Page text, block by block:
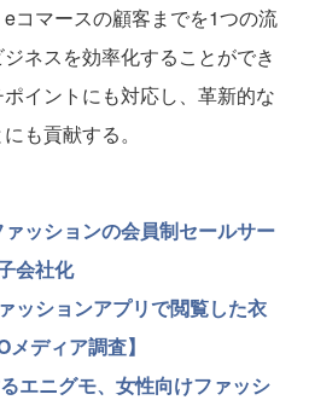
コマースの顧客までを1つの流
ネスを効率化することができ
イントにも対応し、革新的な
も貢献する。
ッションの会員制セールサー
会社化
ッションアプリで閲覧した衣
ディア調査】
エニグモ、女性向けファッシ